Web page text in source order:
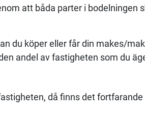
att båda parter i bodelningen
du köper eller får din makes/
andel av fastigheten som du
då finns det